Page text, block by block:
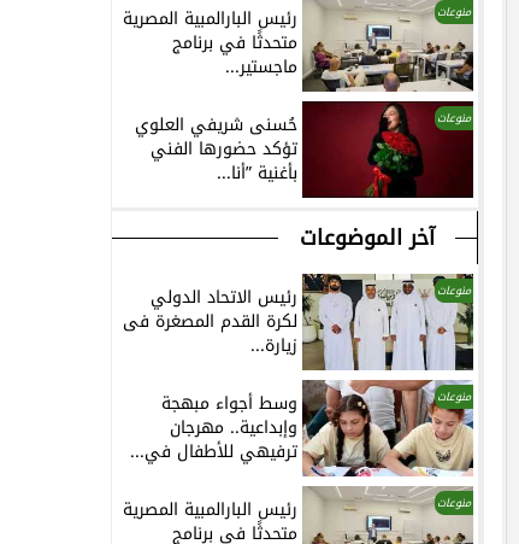
منوعات رئيس البارالمبية المصرية
متحدثًا في برنامج
ماجستير...
منوعات حُسنى شريفي العلوي
تؤكد حضورها الفني
بأغنية ”أنا...
آخر الموضوعات
منوعات رئيس الاتحاد الدولي
لكرة القدم المصغرة فى
زيارة...
منوعات وسط أجواء مبهجة
وإبداعية.. مهرجان
ترفيهي للأطفال في...
منوعات رئيس البارالمبية المصرية
متحدثًا في برنامج